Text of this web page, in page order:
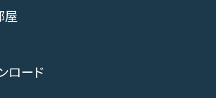
屋
ロード